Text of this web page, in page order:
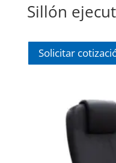
Sillón
Solicitar